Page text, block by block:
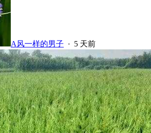
A风一样的男子 · 5 天前